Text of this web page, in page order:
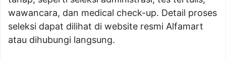
wawancara, dan medical check-up. Detail proses
seleksi dapat dilihat di website resmi Alfamart
atau dihubungi langsung.